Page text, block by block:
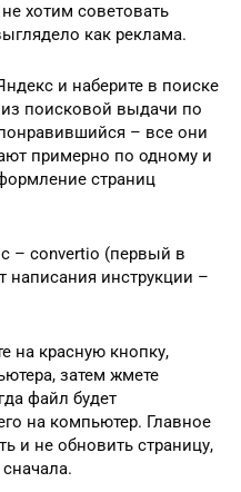
хотим советовать
как реклама.
и наберите в поиске
поисковой выдачи по
– все они
примерно по одному и
страниц
– convertio (первый в
инструкции –
на красную кнопку,
затем жмете
файл будет
на компьютер. Главное
и не обновить страницу,